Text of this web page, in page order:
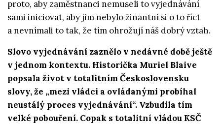
proto, aby zaměstnanci nemuseli to vyjednávání
sami iniciovat, aby jim nebylo žinantní si o to říct
a nevnímali to tak, že tím ohrožují náš dobrý vztah.
Slovo vyjednávání zaznělo v nedávné době ještě
v jednom kontextu. Historička Muriel Blaive
popsala život v totalitním Československu
slovy, že „mezi vládci a ovládanými probíhal
neustálý proces vyjednávání“. Vzbudila tím
velké pobouření. Copak s totalitní vládou KSČ